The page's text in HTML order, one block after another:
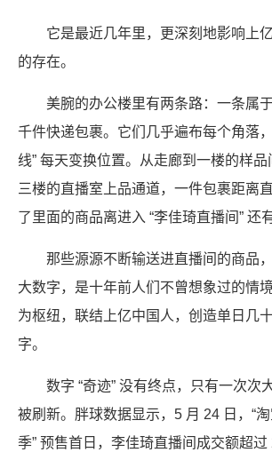
它是最近几年里，更深刻地影响上
的存在。
美腕的办公楼里有两条路：一条属
千件快递包裹。它们几乎遍布每个角落
线” 每天变换位置。从走廊到一楼的样品
三楼的直播室上品通道，一件包裹距离
了里面的商品离进入 “李佳琦直播间” 还
那些源源不断输送进直播间的商品
大数字，是十年前人们不曾想象过的
为枢纽，联结上亿中国人，创造单日几
字。
数字 “奇迹” 没有终点，只有一次次
被刷新。胖球数据显示，5 月 24 日，“
季” 预售首日，李佳琦直播间成交额超过